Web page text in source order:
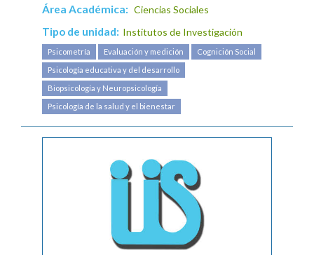
Área Académica: Ciencias Sociales
Tipo de unidad: Institutos de Investigación
Psicometría Evaluación y medición
Cognición Social
Psicología educativa y del desarrollo
Biopsicología y Neuropsicología
Psicología de la salud y el bienestar